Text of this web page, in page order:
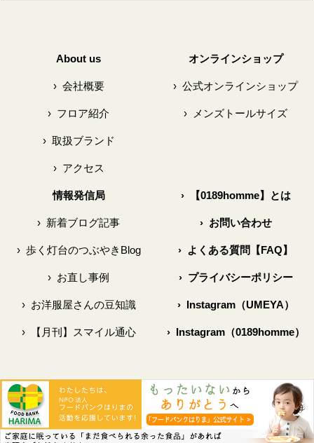
About us
›会社概要
› フロア紹介
›取扱ブランド
›アクセス
オンラインショップ
› 公式オンラインショップ
› メンズトールサイズ
情報発信局
› 新着ブログ記事
›歩く灯台のつぶやきBlog
› お直し事例
›お洋服屋さんの豆知識
›【月刊】スマイル通心
›【0189homme】とは
›お問い合わせ
› よくある質問【FAQ】
›プライバシーポリシー
›Instagram（UMEYA）
›Instagram（0189homme）